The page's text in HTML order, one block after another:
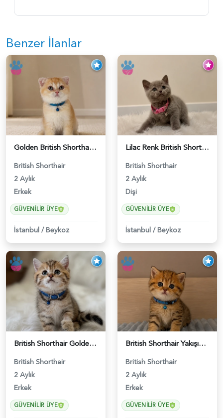
Benzer İlanlar
Golden British Shorthair Sapsarı Oğlumuz - 5560
British Shorthair
2 Aylık
Erkek
GÜVENILIR ÜYE
İstanbul /Beykoz
Lilac Renk British Shorthair Prensesimiz - 5561
British Shorthair
2 Aylık
Dişi
GÜVENILIR ÜYE
İstanbul /Beykoz
British Shorthair Golden Tabby Black Yavrumuz - 5582
British Shorthair
2 Aylık
Erkek
GÜVENILIR ÜYE
British Shorthair Yakışıklı Bey Golden Tabby Erkek - 5559
British Shorthair
2 Aylık
Erkek
GÜVENILIR ÜYE